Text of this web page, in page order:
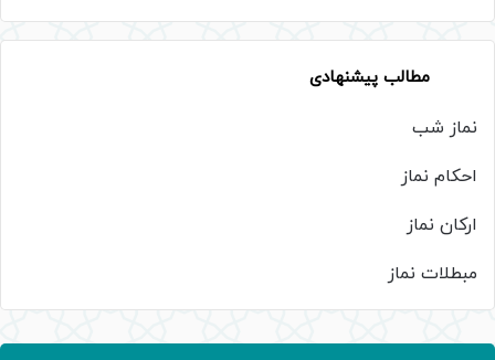
مطالب پیشنهادی
نماز شب
احکام نماز
ارکان نماز
مبطلات نماز